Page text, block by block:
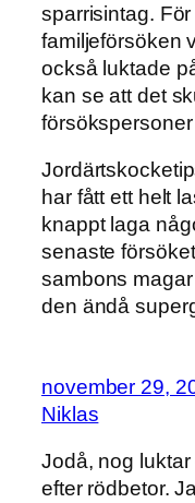
sparrisintag.
familjeförsöken
också luktade
kan se att det
försökspersoner
har fått ett helt
knappt laga
senaste
sambons
den ändå
november 29,
Niklas
Jodå, nog
efter rödbetor.